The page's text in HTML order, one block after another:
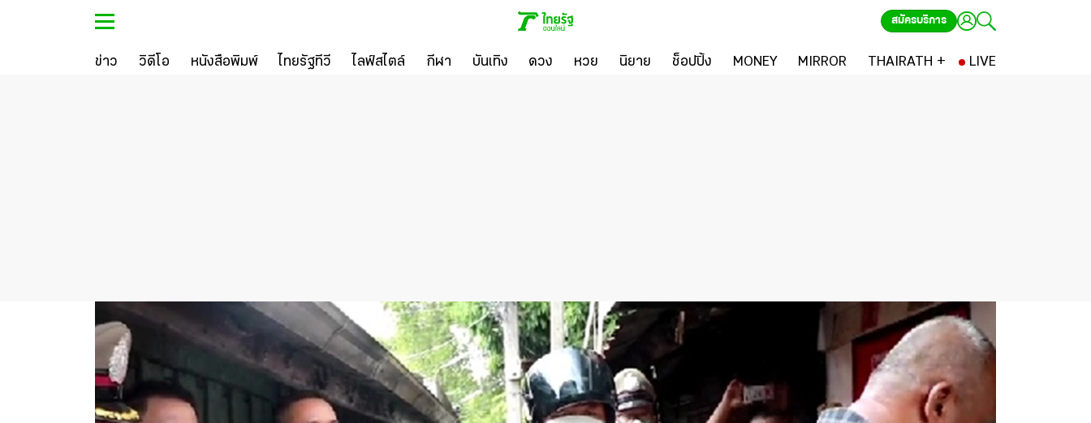
สมัครบริการ
ข่าว วิดีโอ หนังสือพิมพ์ ไทยรัฐทีวี ไลฟ์สไตล์ กีฬา บันเทิง ดวง หวย นิยาย ช็อปปิ้ง MONEY MIRROR THAIRATH + LIVE